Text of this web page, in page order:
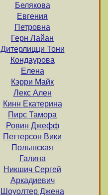
Белякова
Евгения
Петровна
Герн Лайан
Дитерлицци Тони
Кондаурова
Елена
Кэрри Майк
Лекс Ален
Кинн Екатерина
Пирс Тамора
Ровин Джефф
Петтерсон Вики
Полынская
Галина
Никшич Сергей
Аркадиевич
Шоуолтер Джена